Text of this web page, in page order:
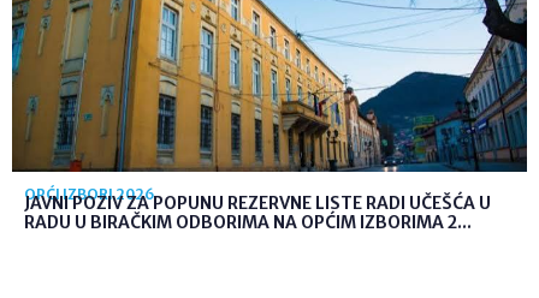
OPĆI IZBORI 2026
JAVNI POZIV ZA POPUNU REZERVNE LISTE RADI UČEŠĆA U
RADU U BIRAČKIM ODBORIMA NA OPĆIM IZBORIMA 2...